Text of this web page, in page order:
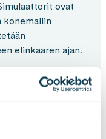
ovat
konemallin
elinkaaren ajan.